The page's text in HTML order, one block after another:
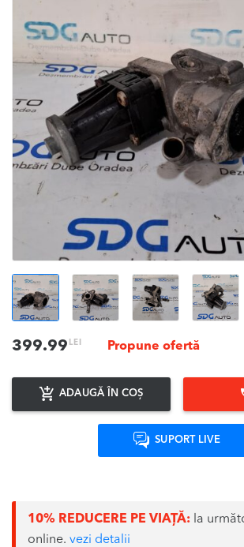
399.99 LEI Propune ofertă
ADAUGĂ ÎN COȘ
SUPORT LIVE
10% REDUCERE PE VIAȚĂ: la
online. vezi detalii